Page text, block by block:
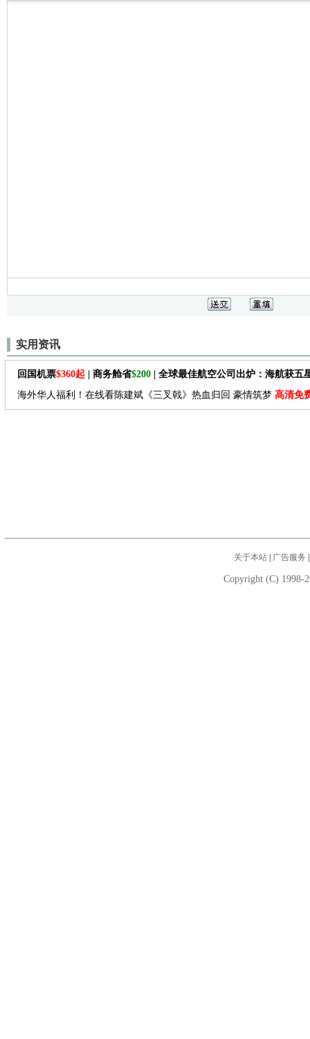
实用资讯
回国机票$360起 | 商务舱省$200 | 全球最佳航空公司出炉：海航获五
海外华人福利！在线看陈建斌《三叉戟》热血归回 豪情筑梦 高清免
关于本站| 广告服务
Copyright (C) 1998-